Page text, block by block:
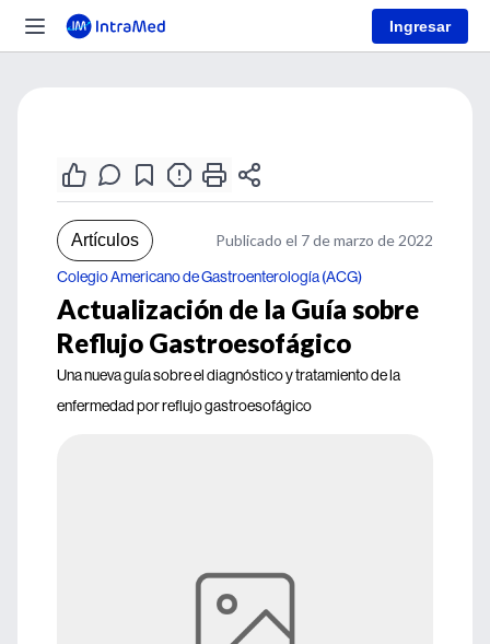
Ingresar
Artículos Publicado el 7 de marzo de 2022
Colegio Americano de Gastroenterología (ACG)
Actualización de la Guía sobre
Reflujo Gastroesofágico
Una nueva guía sobre el diagnóstico y tratamiento de la
enfermedad por reflujo gastroesofágico